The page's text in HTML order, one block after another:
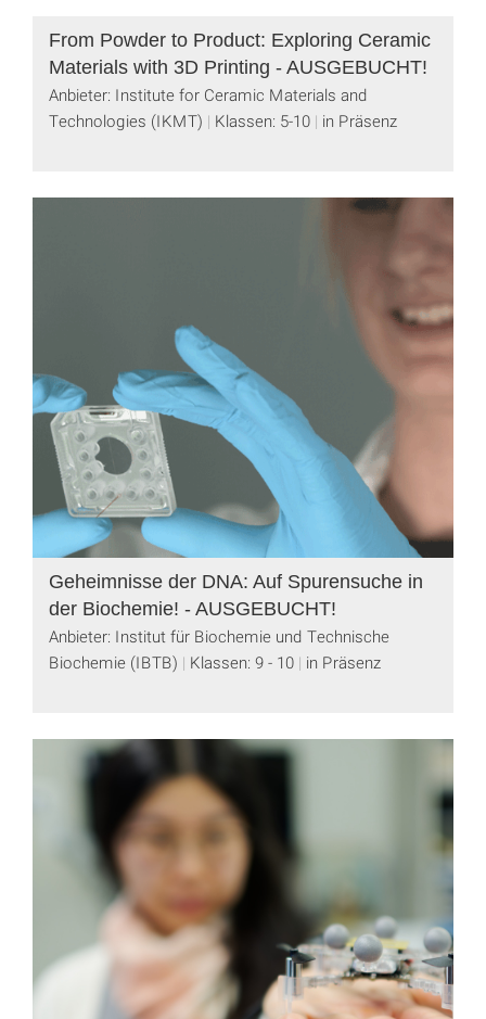
From Powder to Product: Exploring Ceramic
Materials with 3D Printing - AUSGEBUCHT!
Anbieter: Institute for Ceramic Materials and
Technologies (IKMT)
Klassen: 5-10 in Präsenz
Geheimnisse der DNA: Auf Spurensuche in
der Biochemie! - AUSGEBUCHT!
Anbieter: Institut für Biochemie und Technische
Biochemie (IBTB)
Klassen: 9 - 10 in Präsenz